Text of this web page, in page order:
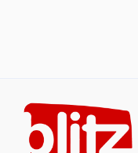
content